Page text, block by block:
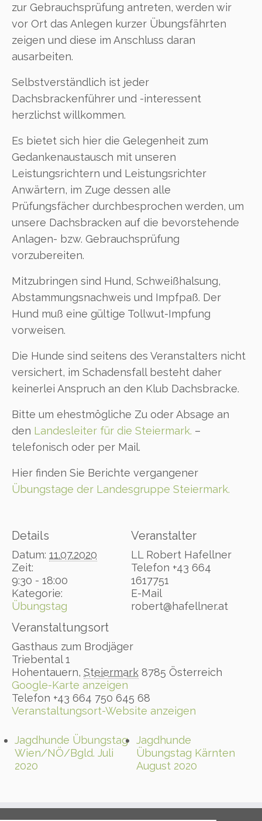
zur Gebrauchsprüfung antreten, werden wir
vor Ort das Anlegen kurzer Übungsfährten
zeigen und diese im Anschluss daran
ausarbeiten.
Selbstverständlich ist jeder
Dachsbrackenführer und -interessent
herzlichst willkommen.
Es bietet sich hier die Gelegenheit zum
Gedankenaustausch mit unseren
Leistungsrichtern und Leistungsrichter
Anwärtern, im Zuge dessen alle
Prüfungsfächer durchbesprochen werden, um
unsere Dachsbracken auf die bevorstehende
Anlagen- bzw. Gebrauchsprüfung
vorzubereiten.
Mitzubringen sind Hund, Schweißhalsung,
Abstammungsnachweis und Impfpaß. Der
Hund muß eine gültige Tollwut-Impfung
vorweisen.
Die Hunde sind seitens des Veranstalters nicht
versichert, im Schadensfall besteht daher
keinerlei Anspruch an den Klub Dachsbracke.
Bitte um ehestmögliche Zu oder Absage an
den Landesleiter für die Steiermark. –
telefonisch oder per Mail.
Hier finden Sie Berichte vergangener
Übungstage der Landesgruppe Steiermark.
Details
Datum: 11.07.2020
Zeit:
9:30 - 18:00
Kategorie:
Übungstag
Veranstaltungsort
Gasthaus zum Brodjäger
Triebental 1
Hohentauern, Steiermark 8785 Österreich
Google-Karte anzeigen
Telefon +43 664 750 645 68
Veranstaltungsort-Website anzeigen
Veranstalter
LL Robert Hafellner
Telefon +43 664
1617751
E-Mail
robert@hafellner.at
Jagdhunde Übungstag
Wien/NÖ/Bgld. Juli
2020
Jagdhunde
Übungstag Kärnten
August 2020